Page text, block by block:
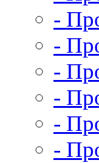
-
-
-
-
-
-